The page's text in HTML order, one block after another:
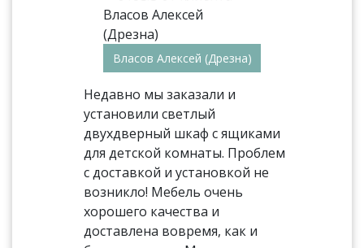
Власов Алексей (Дрезна)
Недавно мы заказали и
установили светлый
двухдверный шкаф с ящиками
для детской комнаты. Проблем
с доставкой и установкой не
возникло! Мебель очень
хорошего качества и
доставлена вовремя, как и